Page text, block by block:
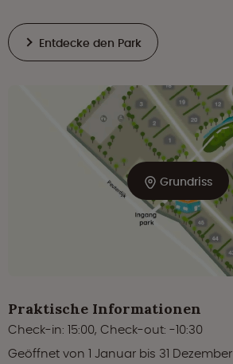
Entdecke den Park
Grundriss
Praktische Informationen
Check-in: 15:00, Check-out: -10:30
Geöffnet von 1 Januar bis 31 Dezember